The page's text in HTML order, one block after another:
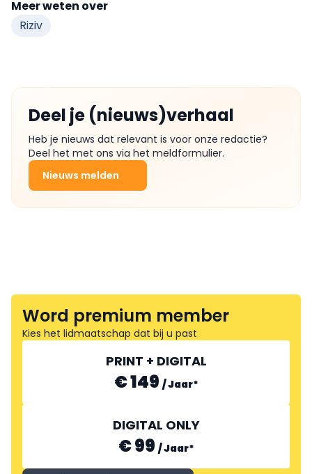
Meer weten over
Riziv
Deel je (nieuws)verhaal
Heb je nieuws dat relevant is voor onze redactie?
Deel het met ons via het meldformulier.
Nieuws melden
Word premium member
Kies het lidmaatschap dat bij u past
PRINT + DIGITAL
€ 149 /Jaar*
DIGITAL ONLY
€ 99 /Jaar*